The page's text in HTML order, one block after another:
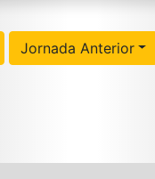
Jornada Anterior